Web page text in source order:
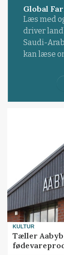
Global
Læs med
driver
Saudi-
kan læse
KULTUR
Tæller